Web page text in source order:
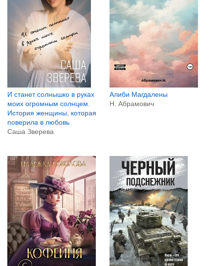
И станет солнышко в руках
моих огромным солнцем.
История женщины, которая
поверила в любовь
Саша Зверева
Алиби Магдалены
Н. Абрамович